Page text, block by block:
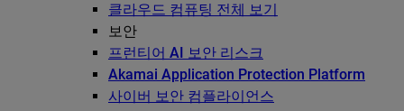
클라우드 컴퓨팅 전체 보기
보안
프런티어 AI 보안 리스크
Akamai Application Protection Platform
사이버 보안 컴플라이언스